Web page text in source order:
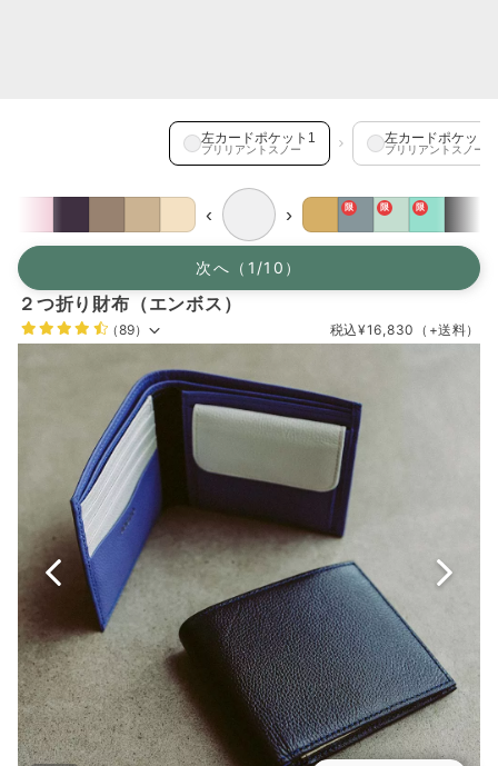
左カードポケット1 を選択中左カードポケット1
ブリリアントスノー
左カードポケット2
ブリリアントスノー
限 限 限
‹ ›
２つ折り財布（エンボス）
（89） 税込¥16,830 （+送料）
次へ（1/10）